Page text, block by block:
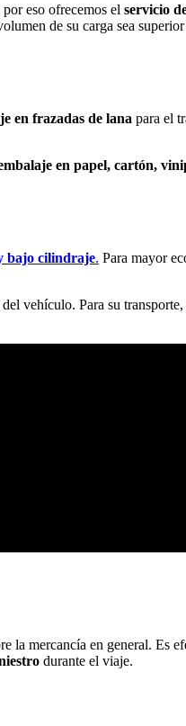
por eso ofrecemos el servicio
de su carga sea
en frazadas de lana para el
en papel, cartón,
bajo cilindraje. Para mayor
del vehículo. Para su transporte,
la mercancía en general. Es
durante el viaje.